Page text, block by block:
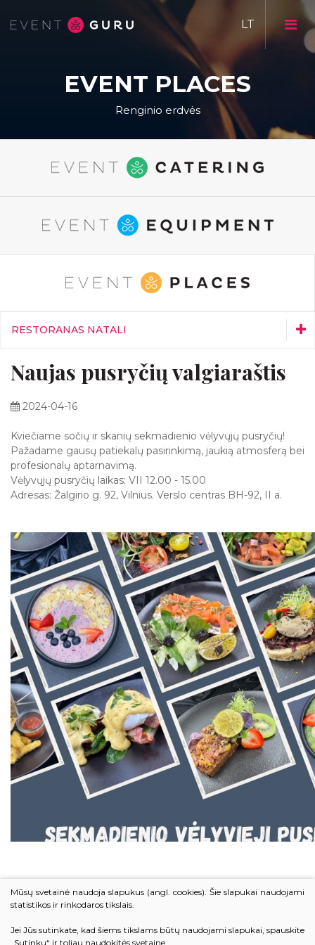
Event EQUIPMENT
Event Equipment galerija
Žvėryno smuklės galerija
Mūsų šventės
EVENT PLACES
Renginio erdvės
RESTORANAS NATALI
Restoranas Natali
Savaitės šefo pasiūlymas
Renginiai
Vestuvės
Patiekalai
Galerija
Kontaktai
Partnerių erdvės
Partneriai
Naujas pusryčių valgiaraštis
2024-04-16
Kviečiame sočių ir skanių sekmadienio vėlyvųjų pusryčių!
Pažadame gausų patiekalų pasirinkimą, jaukią atmosferą bei
profesionalų aptarnavimą.
Vėlyvųjų pusryčių laikas: VII 12.00 - 15.00
Adresas: Žalgirio g. 92, Vilnius. Verslo centras BH-92, II a.
Mūsų svetainė naudoja slapukus (angl. cookies). Šie slapukai naudojami
statistikos ir rinkodaros tikslais.
Jei Jūs sutinkate, kad šiems tikslams būtų naudojami slapukai, spauskite
„Sutinku“ ir toliau naudokitės svetaine.